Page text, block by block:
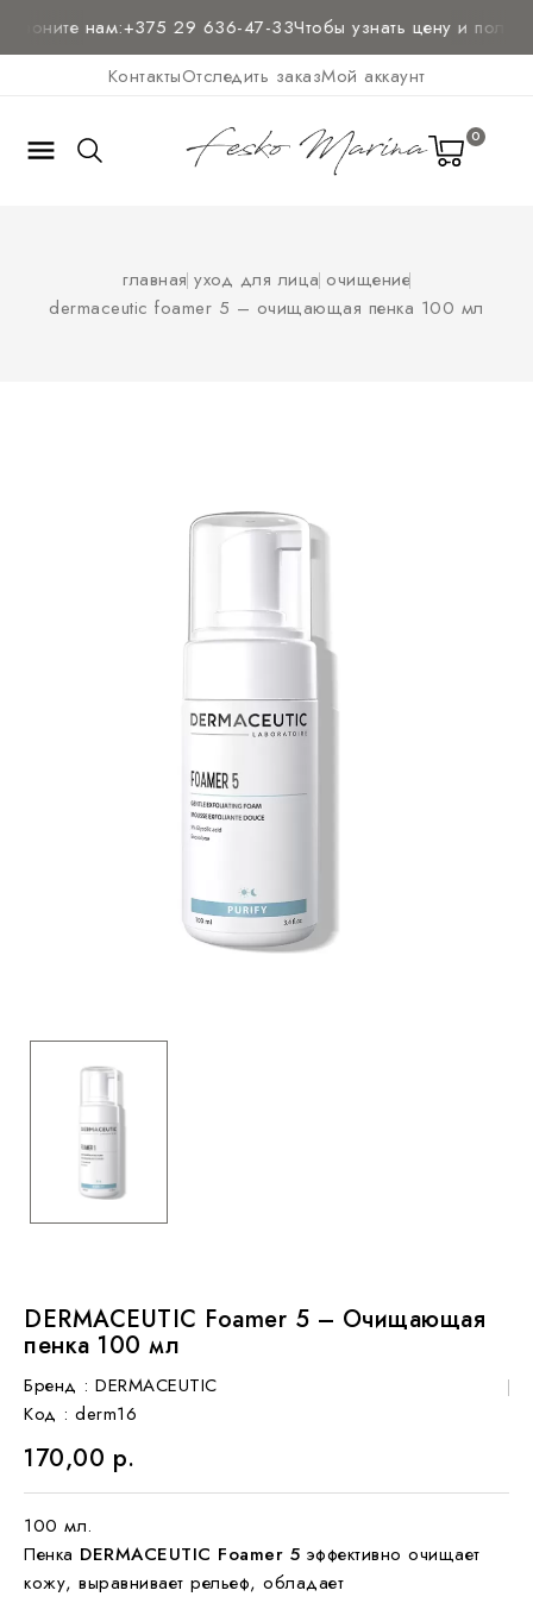
нам:+375 29 636-47-33Чтобы узнать цену и
КонтактыОтследить заказМой аккаунт
 0
главная уход для лица очищение
dermaceutic foamer 5 – очищающая пенка 100 мл
DERMACEUTIC Foamer 5 – Очищающая
пенка 100 мл
Бренд : DERMACEUTIC
Код : derm16
170,00 р.
100 мл.
Пенка DERMACEUTIC Foamer 5 эффективно очищает
кожу, выравнивает рельеф, обладает